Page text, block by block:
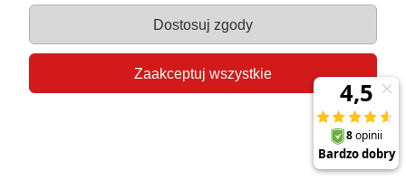
Dostosuj zgody
Zaakceptuj wszystkie